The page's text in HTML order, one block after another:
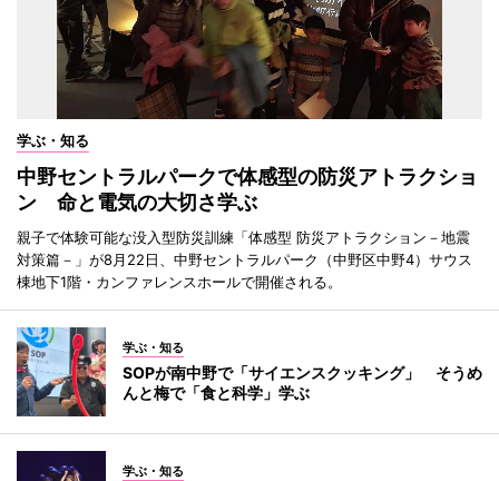
学ぶ・知る
中野セントラルパークで体感型の防災アトラクショ
ン 命と電気の大切さ学ぶ
親子で体験可能な没入型防災訓練「体感型 防災アトラクション－地震
対策篇－」が8月22日、中野セントラルパーク（中野区中野4）サウス
棟地下1階・カンファレンスホールで開催される。
学ぶ・知る
SOPが南中野で「サイエンスクッキング」 そうめ
んと梅で「食と科学」学ぶ
学ぶ・知る